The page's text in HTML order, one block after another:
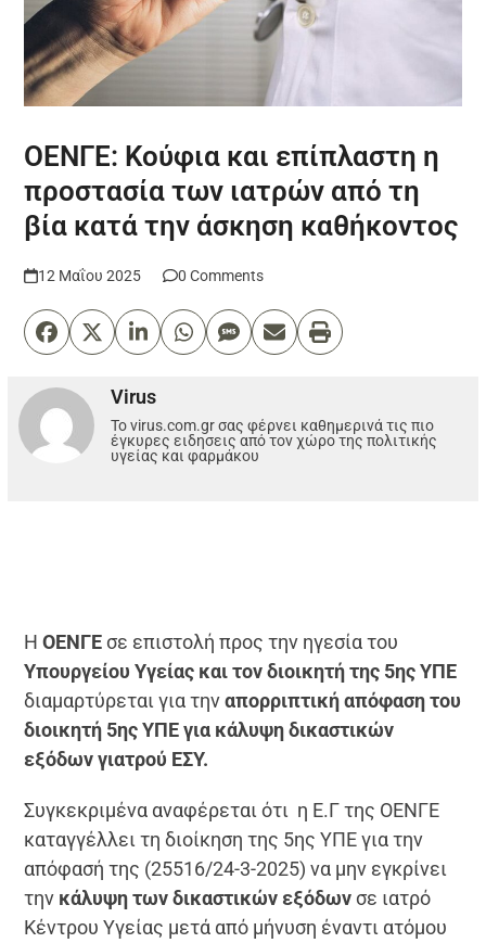
ΟΕΝΓΕ: Κούφια και επίπλαστη η
προστασία των ιατρών από τη
βία κατά την άσκηση καθήκοντος
12 Μαΐου 2025 0 Comments
Virus
Το virus.com.gr σας φέρνει καθημερινά τις πιο
έγκυρες ειδησεις από τον χώρο της πολιτικής
υγείας και φαρμάκου
ΗΟΕΝΓΕ σε επιστολή προς την ηγεσία του
Υπουργείου Υγείας και τον διοικητή της 5ης ΥΠΕ
διαμαρτύρεται για τηναπορριπτική απόφαση του
διοικητή 5ης ΥΠΕ για κάλυψη δικαστικών
εξόδων γιατρού ΕΣΥ.
Συγκεκριμένα αναφέρεται ότι η Ε.Γ της ΟΕΝΓΕ
καταγγέλλει τη διοίκηση της 5ης ΥΠΕ για την
απόφασή της (25516/24-3-2025) να μην εγκρίνει
την κάλυψη των δικαστικών εξόδων σε ιατρό
Κέντρου Υγείας μετά από μήνυση έναντι ατόμου